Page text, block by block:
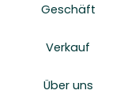
Geschäft
Verkauf
Über uns